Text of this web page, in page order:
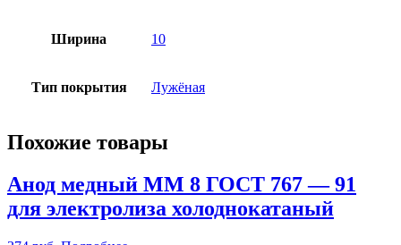
Ширина 10
Тип покрытия Лужёная
Похожие товары
Анод медный ММ 8 ГОСТ 767 — 91
для электролиза холоднокатаный